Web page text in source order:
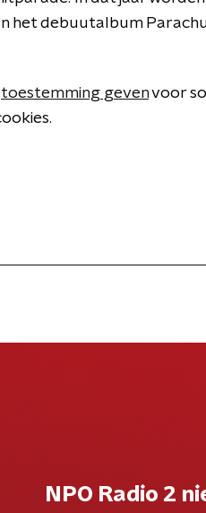
het debuutalbum
toestemming gevenvoor
NPO Radio 2